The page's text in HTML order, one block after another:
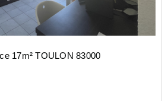
17m² TOULON 83000